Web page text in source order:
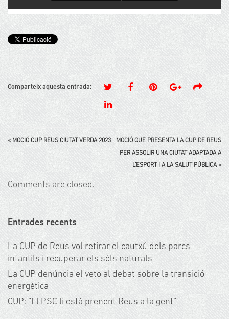
Comparteix aquesta entrada:
« MOCIÓ CUP REUS CIUTAT VERDA 2023
MOCIÓ QUE PRESENTA LA CUP DE REUS
PER ASSOLIR UNA CIUTAT ADAPTADA A
L’ESPORT I A LA SALUT PÚBLICA»
Comments are closed.
Entrades recents
La CUP de Reus vol retirar el cautxú dels parcs
infantils i recuperar els sòls naturals
La CUP denúncia el veto al debat sobre la transició
energètica
CUP: “El PSC li està prenent Reus a la gent”